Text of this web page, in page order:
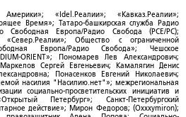
«Idel.Реалии»; «Кавказ.Реалии»;
Время»; Татаро-башкирская служба Радио
Европа/Радио Свобода (PCE/PC);
«Север.Реалии»; Общество с ограниченной
Европа/Радио Свобода»; Чешское
ORIENT»; Пономарев Лев Александрович;
Сергей Евгеньевич; Камалягин Денис
Понасенков Евгений Николаевич;
насилия "Насилию.нет"»; межрегиональная
социально-просветительских инициатив и
Петербург»; Санкт-Петербургский
действие»; Мирон Федоров; (Oxxxymiron);